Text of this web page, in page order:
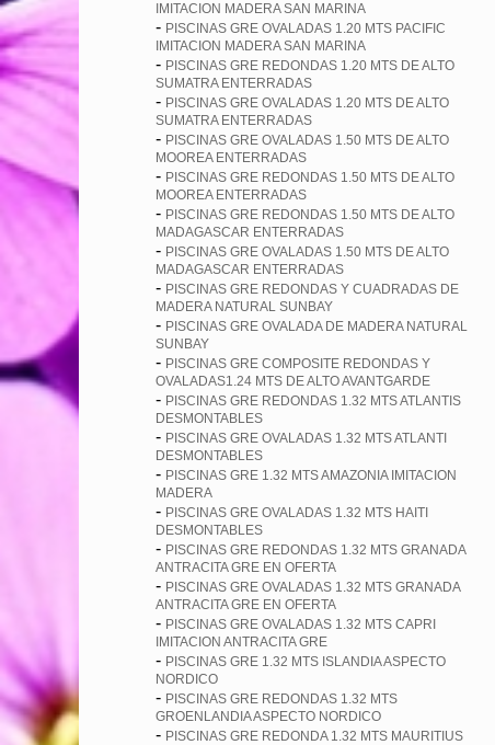
IMITACION MADERA SAN MARINA
- PISCINAS GRE OVALADAS 1.20 MTS PACIFIC
IMITACION MADERA SAN MARINA
- PISCINAS GRE REDONDAS 1.20 MTS DE ALTO
SUMATRA ENTERRADAS
- PISCINAS GRE OVALADAS 1.20 MTS DE ALTO
SUMATRA ENTERRADAS
- PISCINAS GRE OVALADAS 1.50 MTS DE ALTO
MOOREA ENTERRADAS
- PISCINAS GRE REDONDAS 1.50 MTS DE ALTO
MOOREA ENTERRADAS
- PISCINAS GRE REDONDAS 1.50 MTS DE ALTO
MADAGASCAR ENTERRADAS
- PISCINAS GRE OVALADAS 1.50 MTS DE ALTO
MADAGASCAR ENTERRADAS
- PISCINAS GRE REDONDAS Y CUADRADAS DE
MADERA NATURAL SUNBAY
- PISCINAS GRE OVALADA DE MADERA NATURAL
SUNBAY
- PISCINAS GRE COMPOSITE REDONDAS Y
OVALADAS1.24 MTS DE ALTO AVANTGARDE
- PISCINAS GRE REDONDAS 1.32 MTS ATLANTIS
DESMONTABLES
- PISCINAS GRE OVALADAS 1.32 MTS ATLANTI
DESMONTABLES
- PISCINAS GRE 1.32 MTS AMAZONIA IMITACION
MADERA
- PISCINAS GRE OVALADAS 1.32 MTS HAITI
DESMONTABLES
- PISCINAS GRE REDONDAS 1.32 MTS GRANADA
ANTRACITA GRE EN OFERTA
- PISCINAS GRE OVALADAS 1.32 MTS GRANADA
ANTRACITA GRE EN OFERTA
- PISCINAS GRE OVALADAS 1.32 MTS CAPRI
IMITACION ANTRACITA GRE
- PISCINAS GRE 1.32 MTS ISLANDIA ASPECTO
NORDICO
- PISCINAS GRE REDONDAS 1.32 MTS
GROENLANDIA ASPECTO NORDICO
- PISCINAS GRE REDONDA 1.32 MTS MAURITIUS